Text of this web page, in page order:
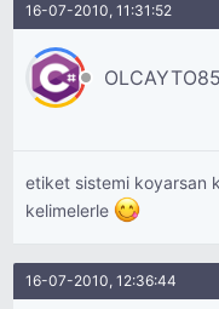
16-07-2010, 11:31:52
OLCAYTO85
etiket sistemi koyarsan
kelimelerle
16-07-2010, 12:36:44